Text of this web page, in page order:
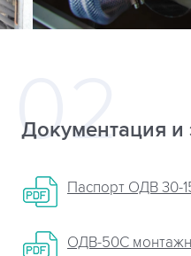
Документация и
Паспорт ОДВ 30-
ОДВ-50С